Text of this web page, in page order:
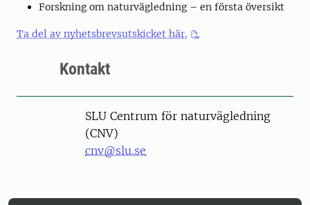
Forskning om naturvägledning – en första översikt
Ta del av nyhetsbrevsutskicket här.
Kontakt
SLU Centrum för naturvägledning
(CNV)
cnv@slu.se